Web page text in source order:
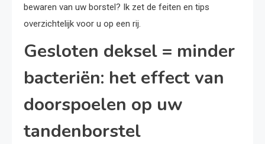
bewaren van uw borstel? Ik zet de feiten en tips
overzichtelijk voor u op een rij.
Gesloten deksel = minder
bacteriën: het effect van
doorspoelen op uw
tandenborstel